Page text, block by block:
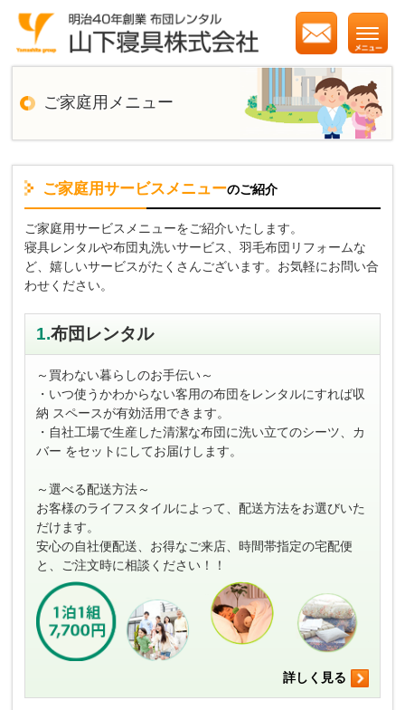
ご家庭用メニュー
ご家庭用サービスメニューのご紹介
ご家庭用サービスメニューをご紹介いたします。
寝具レンタルや布団丸洗いサービス、羽毛布団リフォームな
ど、嬉しいサービスがたくさんございます。お気軽にお問い合
わせください。
1.布団レンタル
～買わない暮らしのお手伝い～
・いつ使うかわからない客用の布団をレンタルにすれば収
納 スペースが有効活用できます。
・自社工場で生産した清潔な布団に洗い立てのシーツ、カ
バー をセットにしてお届けします。
～選べる配送方法～
お客様のライフスタイルによって、配送方法をお選びいた
だけます。
安心の自社便配送、お得なご来店、時間帯指定の宅配便
と、ご注文時に相談ください！！
詳しく見る